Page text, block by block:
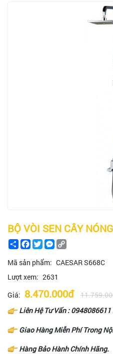
BỘ VÒI SEN CÂY
ShareFacebook
TwitterMessenger
Mã sản phẩm: CAESAR S668C
Lượt xem: 2631
Giá: 8.470.000đ
Liên Hệ Tư Vấn :0948086611
Giao Hàng Miễn Phí Trong
Hàng Bảo Hành Chính Hãng.